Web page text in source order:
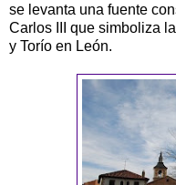
se levanta una fuente
Carlos III que simboliza
y Torío en León.